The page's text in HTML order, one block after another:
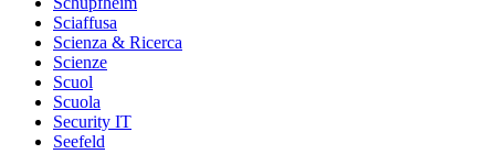
Sciaffusa
Scienza & Ricerca
Scienze
Scuol
Scuola
Security IT
Seefeld